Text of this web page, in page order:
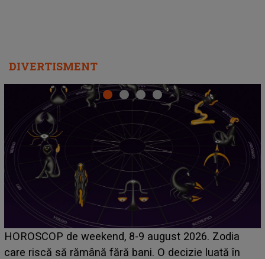
DIVERTISMENT
Emanuel a ținut ACEST DETALIU ASCUNS până
acum! În fața Alexandrei, concurentul din Casa Iubirii